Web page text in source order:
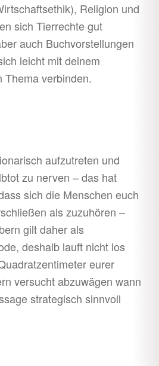
Religion und
sich Tierrechte gut
auch Buchvorstellungen
leicht mit deinem
Thema verbinden.
aufzutreten und
zu nerven – das hat
sich die Menschen euch
als zuzuhören –
gilt daher als
deshalb lauft nicht los
eurer
versucht abzuwägen wann
strategisch sinnvoll